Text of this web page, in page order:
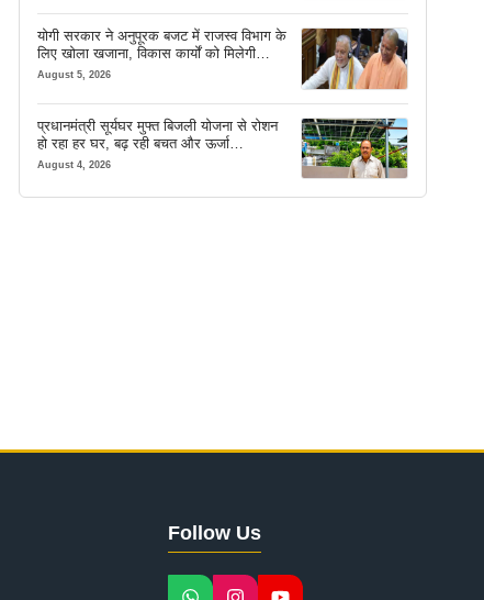
योगी सरकार ने अनुपूरक बजट में राजस्व विभाग के
लिए खोला खजाना, विकास कार्यों को मिलेगी
रफ्तार
August 5, 2026
प्रधानमंत्री सूर्यघर मुफ्त बिजली योजना से रोशन
हो रहा हर घर, बढ़ रही बचत और ऊर्जा
आत्मनिर्भरता
August 4, 2026
Follow Us